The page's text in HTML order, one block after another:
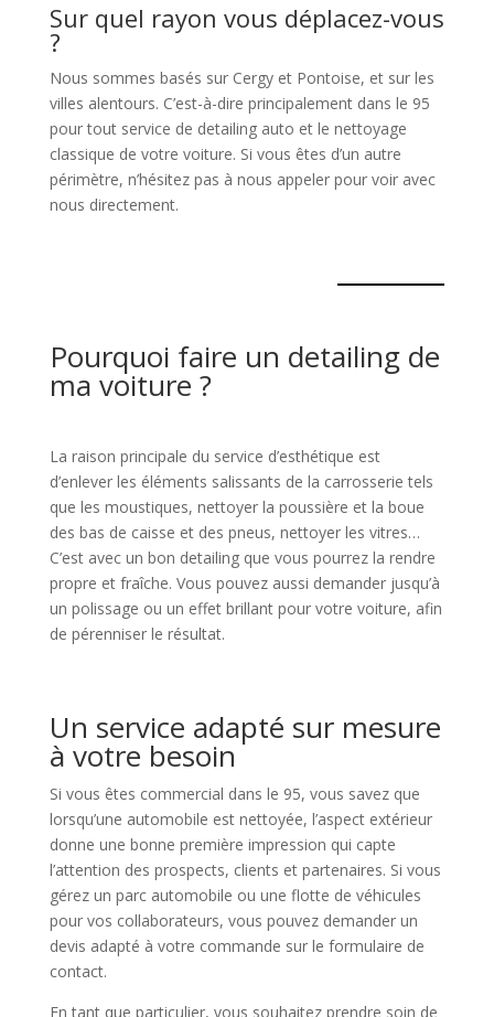
Sur quel rayon vous déplacez-vous
?
Nous sommes basés sur Cergy et Pontoise, et sur les
villes alentours. C’est-à-dire principalement dans le 95
pour tout service de detailing auto et le nettoyage
classique de votre voiture. Si vous êtes d’un autre
périmètre, n’hésitez pas à nous appeler pour voir avec
nous directement.
Pourquoi faire un detailing de
ma voiture ?
La raison principale du service d’esthétique est
d’enlever les éléments salissants de la carrosserie tels
que les moustiques, nettoyer la poussière et la boue
des bas de caisse et des pneus, nettoyer les vitres…
C’est avec un bon detailing que vous pourrez la rendre
propre et fraîche. Vous pouvez aussi demander jusqu’à
un polissage ou un effet brillant pour votre voiture, afin
de pérenniser le résultat.
Un service adapté sur mesure
à votre besoin
Si vous êtes commercial dans le 95, vous savez que
lorsqu’une automobile est nettoyée, l’aspect extérieur
donne une bonne première impression qui capte
l’attention des prospects, clients et partenaires. Si vous
gérez un parc automobile ou une flotte de véhicules
pour vos collaborateurs, vous pouvez demander un
devis adapté à votre commande sur le formulaire de
contact.
En tant que particulier, vous souhaitez prendre soin de